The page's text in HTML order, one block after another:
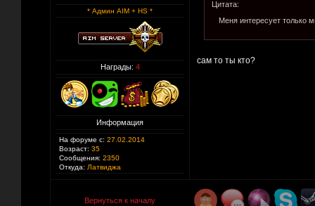
* Админ AIM + HS *
Награды: 4
Информация
На форуме с: 27.02.2014
Возраст: 35
Сообщения: 2350
Откуда: Латвиджа
Цитата:
Меня интересует только
сам то ты кто?
Вернуться к началу